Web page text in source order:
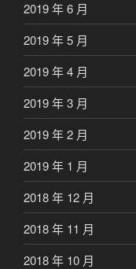
2019 年 6 月
2019 年 5 月
2019 年 4 月
2019 年 3 月
2019 年 2 月
2019 年 1 月
2018 年 12 月
2018 年 11 月
2018 年 10 月